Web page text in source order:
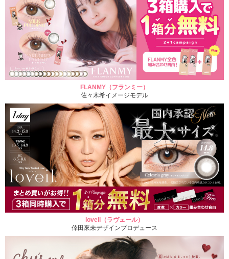
FLANMY（フランミー）
佐々木希イメージモデル
loveil（ラヴェール）
倖田來未デザインプロデュース